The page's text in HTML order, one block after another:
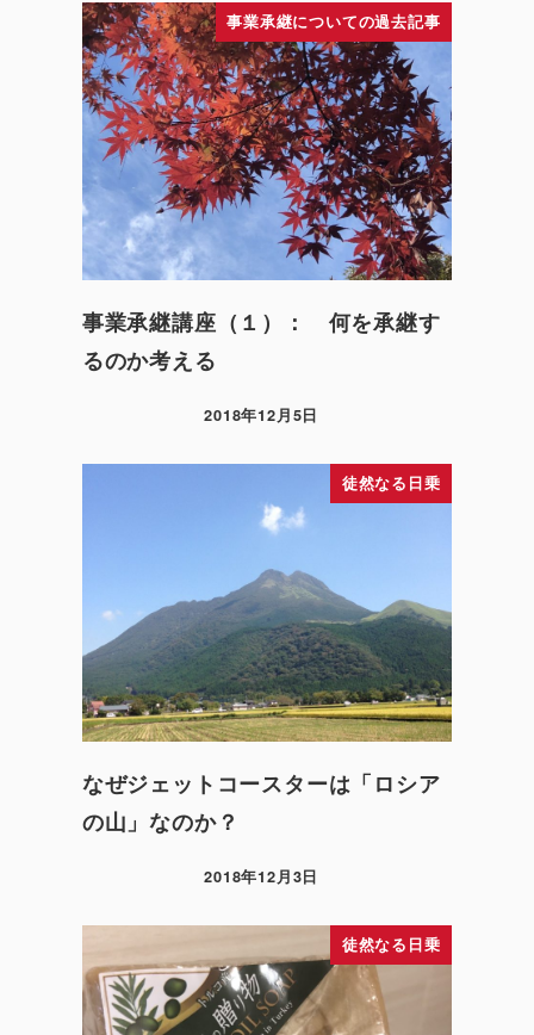
事業承継についての過去記事
事業承継講座（１）： 何を承継す
るのか考える
2018年12月5日
徒然なる日乗
なぜジェットコースターは「ロシア
の山」なのか？
2018年12月3日
徒然なる日乗